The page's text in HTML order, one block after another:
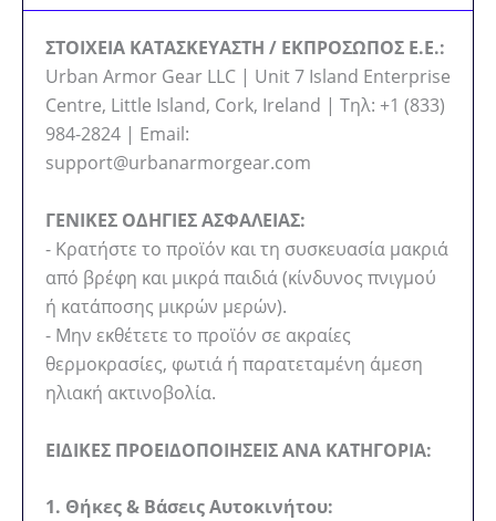
ΣΤΟΙΧΕΙΑ ΚΑΤΑΣΚΕΥΑΣΤΗ / ΕΚΠΡΟΣΩΠΟΣ Ε.Ε.:
Urban Armor Gear LLC | Unit 7 Island Enterprise
Centre, Little Island, Cork, Ireland | Τηλ: +1 (833)
984-2824 | Email:
support@urbanarmorgear.com
ΓΕΝΙΚΕΣ ΟΔΗΓΙΕΣ ΑΣΦΑΛΕΙΑΣ:
- Κρατήστε το προϊόν και τη συσκευασία μακριά
από βρέφη και μικρά παιδιά (κίνδυνος πνιγμού
ή κατάποσης μικρών μερών).
- Μην εκθέτετε το προϊόν σε ακραίες
θερμοκρασίες, φωτιά ή παρατεταμένη άμεση
ηλιακή ακτινοβολία.
ΕΙΔΙΚΕΣ ΠΡΟΕΙΔΟΠΟΙΗΣΕΙΣ ΑΝΑ ΚΑΤΗΓΟΡΙΑ:
1. Θήκες & Βάσεις Αυτοκινήτου: